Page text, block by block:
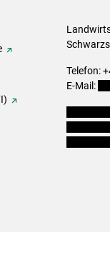
Telefon:
E-Mail: